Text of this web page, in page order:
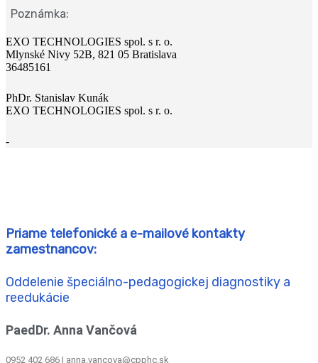
Poznámka:
EXO TECHNOLOGIES spol. s r. o.
Mlynské Nivy 52B, 821 05 Bratislava
36485161
PhDr. Stanislav Kunák
EXO TECHNOLOGIES spol. s r. o.
-
Priame telefonické a e-mailové kontakty
zamestnancov:
Oddelenie špeciálno-pedagogickej diagnostiky a
reedukácie
PaedDr. Anna Vančová
0952 402 686 | anna.vancova@cpphc.sk